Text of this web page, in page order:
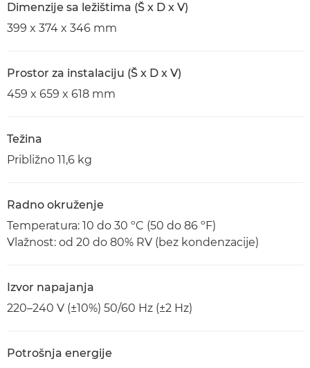
Dimenzije sa ležištima (Š x D x V)
399 x 374 x 346 mm
Prostor za instalaciju (Š x D x V)
459 x 659 x 618 mm
Težina
Približno 11,6 kg
Radno okruženje
Temperatura: 10 do 30 ºC (50 do 86 ºF)
Vlažnost: od 20 do 80% RV (bez kondenzacije)
Izvor napajanja
220–240 V (±10%) 50/60 Hz (±2 Hz)
Potrošnja energije